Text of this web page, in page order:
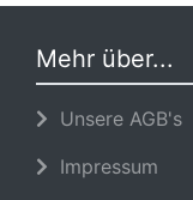
Mehr über...
Unsere AGB's
Impressum